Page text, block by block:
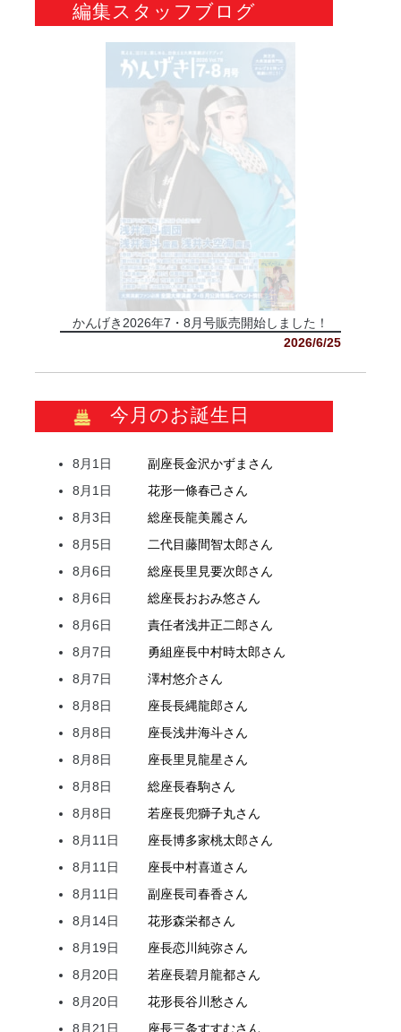
編集スタッフブログ
かんげき2026年7・8月号販売開始しました！
2026/6/25
今月のお誕生日
8月1日 副座長金沢かずま さん
8月1日
花形一條春己さん
8月3日
総座長龍美麗さん
8月5日
二代目藤間智太郎さん
8月6日
総座長里見要次郎さん
8月6日
総座長おおみ悠さん
8月6日
責任者浅井正二郎さん
8月7日
勇組座長中村時太郎さん
8月7日
澤村悠介さん
8月8日
座長長縄龍郎さん
8月8日
座長浅井海斗さん
8月8日
座長里見龍星さん
8月8日
総座長春駒さん
8月8日
若座長兜獅子丸さん
8月11日
座長博多家桃太郎さん
8月11日
座長中村喜道さん
8月11日
副座長司春香さん
8月14日
花形森栄都さん
8月19日
座長恋川純弥さん
8月20日
若座長碧月龍都さん
8月20日
花形長谷川愁さん
8月21日
座長三条すすむさん